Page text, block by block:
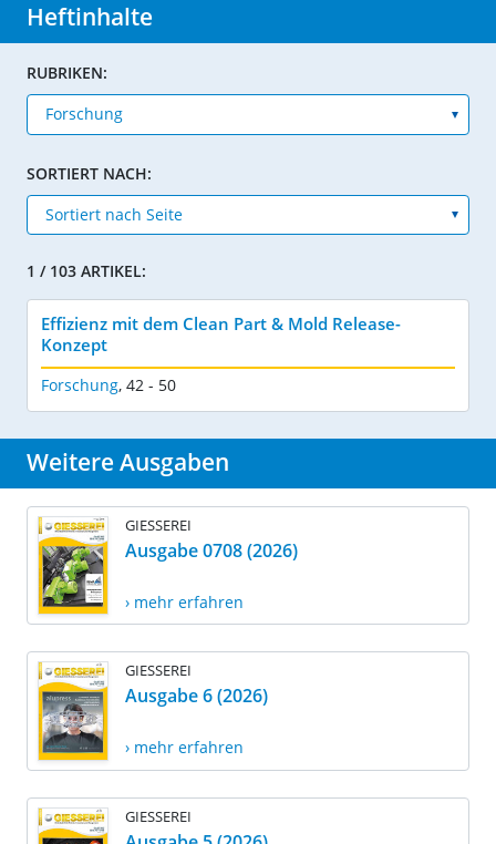
Heftinhalte
RUBRIKEN:
SORTIERT NACH:
1 / 103 ARTIKEL:
Effizienz mit dem Clean Part & Mold Release-
Konzept
Forschung, 42 - 50
Weitere Ausgaben
GIESSEREI
Ausgabe 0708 (2026)
› mehr erfahren
GIESSEREI
Ausgabe 6 (2026)
› mehr erfahren
GIESSEREI